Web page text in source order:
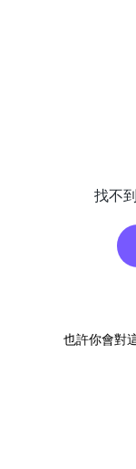
找不
也許你會對